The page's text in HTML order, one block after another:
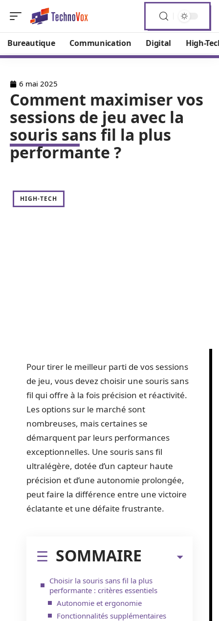
Bureautique Communication Digital High-
6 mai 2025
Comment maximiser vos
sessions de jeu avec la
souris sans fil la plus
performante ?
HIGH-TECH
Pour tirer le meilleur parti de vos sessions
de jeu, vous devez choisir une souris sans
fil qui offre à la fois précision et réactivité.
Les options sur le marché sont
nombreuses, mais certaines se
démarquent par leurs performances
exceptionnelles. Une souris sans fil
ultralégère, dotée d’un capteur haute
précision et d’une autonomie prolongée,
peut faire la différence entre une victoire
éclatante et une défaite frustrante.
SOMMAIRE
Choisir la souris sans fil la plus
performante : critères essentiels
Autonomie et ergonomie
Fonctionnalités supplémentaires